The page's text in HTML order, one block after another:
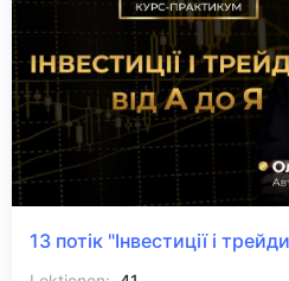
13 потік "Інвестиції і